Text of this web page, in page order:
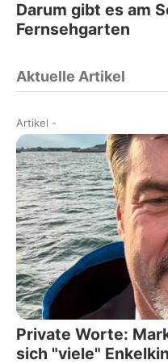
Darum gibt es am
Fernsehgarten
Aktuelle Artikel
Artikel -
Private Worte:
sich "viele"